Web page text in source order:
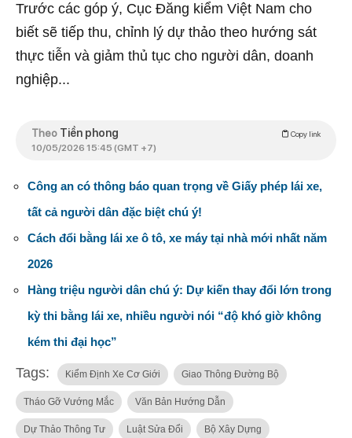
Trước các góp ý, Cục Đăng kiểm Việt Nam cho
biết sẽ tiếp thu, chỉnh lý dự thảo theo hướng sát
thực tiễn và giảm thủ tục cho người dân, doanh
nghiệp...
Theo Tiền phong Copy link
10/05/2026 15:45 (GMT +7)
Công an có thông báo quan trọng về Giấy phép lái xe,
tất cả người dân đặc biệt chú ý!
Cách đổi bằng lái xe ô tô, xe máy tại nhà mới nhất năm
2026
Hàng triệu người dân chú ý: Dự kiến thay đổi lớn trong
kỳ thi bằng lái xe, nhiều người nói “độ khó giờ không
kém thi đại học”
Tags: Kiểm Định Xe Cơ Giới Giao Thông Đường Bộ
Tháo Gỡ Vướng Mắc Văn Bản Hướng Dẫn
Dự Thảo Thông Tư Luật Sửa Đổi Bộ Xây Dựng